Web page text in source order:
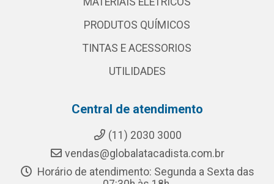
PRODUTOS QUÍMICOS
TINTAS E ACESSORIOS
UTILIDADES
Central de atendimento
(11) 2030 3000
vendas@globalatacadista.com.br
Horário de atendimento: Segunda a Sexta das